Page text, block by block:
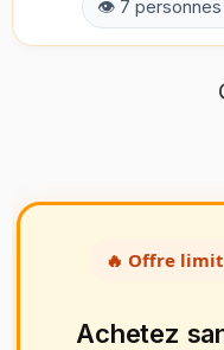
👁 7
🔥 Offre
Achetez